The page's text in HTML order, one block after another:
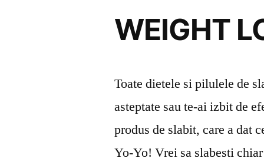
WEIGHT
Toate dietele si pilulele de
asteptate sau te-ai izbit de
produs de slabit, care a dat
Yo-Yo! Vrei sa slabesti